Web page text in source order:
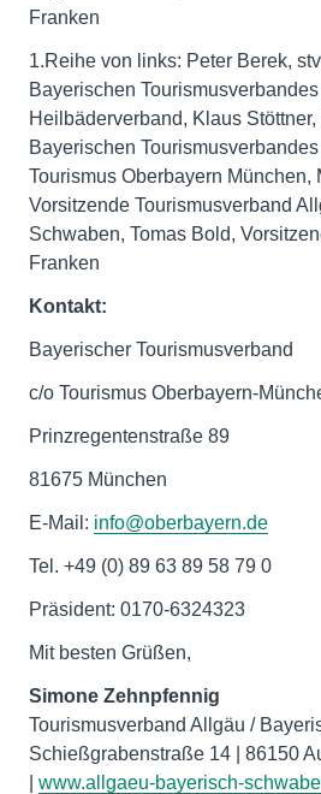
Franken
1.Reihe von links: Peter Berek,
Bayerischen
Heilbäderverband, Klaus
Bayerischen
Tourismus Oberbayern München,
Vorsitzende Tourismusverband
Schwaben, Tomas Bold,
Franken
Kontakt:
Bayerischer Tourismusverband
c/o Tourismus Oberbayern-
Prinzregentenstraße 89
81675 München
E-Mail: info@oberbayern.de
Tel. +49 (0) 89 63 89 58 79 0
Präsident: 0170-6324323
Mit besten Grüßen,
Tourismusverband Allgäu /
Schießgrabenstraße 14 | 86150
www.allgaeu-bayerisch-